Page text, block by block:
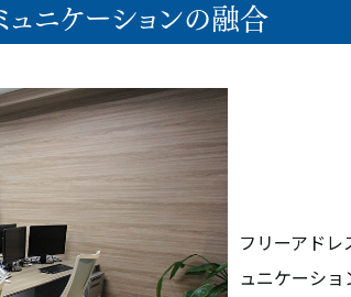
ニケーションの融合
フリーアド
ュニケーショ